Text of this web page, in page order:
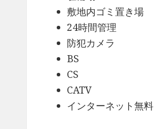
敷地内ゴミ置き場
24時間管理
防犯カメラ
BS
CS
CATV
インターネット無料